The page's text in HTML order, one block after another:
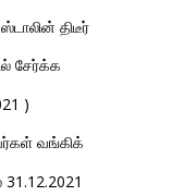
திடீர்
சேர்க்க
)
வங்கிக்